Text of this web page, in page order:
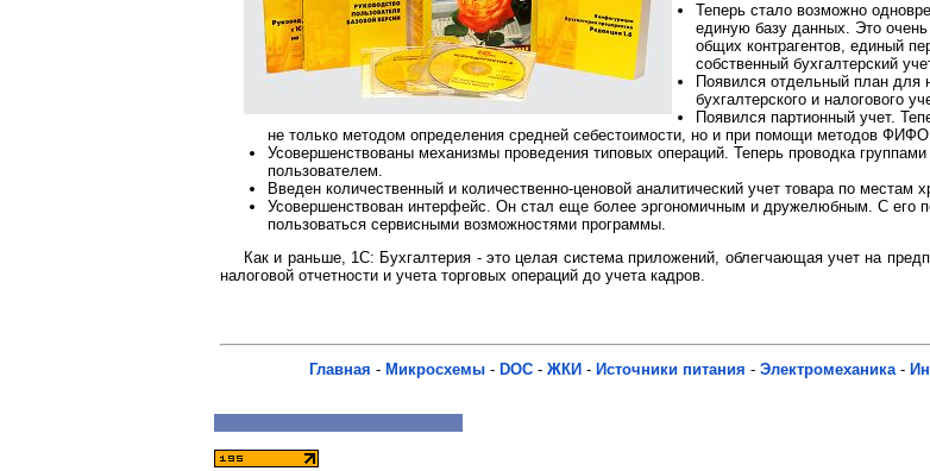
Теперь стало возможно
единую базу данных. Это
общих контрагентов, единый
собственный бухгалтерский
Появился отдельный план для
бухгалтерского и налогового
Появился партионный учет.
не только методом определения средней себестоимости, но и при помощи методов
Усовершенствованы механизмы проведения типовых операций. Теперь проводка
пользователем.
Введен количественный и количественно-ценовой аналитический учет товара по местам
Усовершенствован интерфейс. Он стал еще более эргономичным и дружелюбным. С его
пользоваться сервисными возможностями программы.
Как и раньше, 1С: Бухгалтерия - это целая система приложений, облегчающая учет на
налоговой отчетности и учета торговых операций до учета кадров.
Главная - Микросхемы - DOC - ЖКИ - Источники питания - Электромеханика-